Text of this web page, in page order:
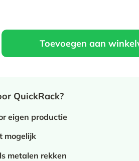
Toevoegen aan
QuickRack?
eigen productie
mogelijk
metalen rekken